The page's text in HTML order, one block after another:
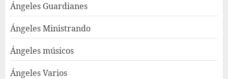
Ángeles Guardianes
Ángeles Ministrando
Ángeles músicos
Ángeles Varios